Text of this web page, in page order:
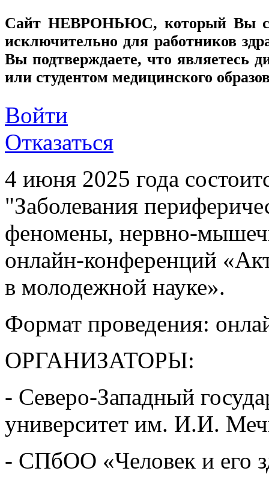
Сайт НЕВРОНЬЮС, который Вы
исключительно для работников
Вы подтверждаете, что являетесь
или студентом медицинского
Войти
Отказаться
4 июня 2025 года
"Заболевания
феномены, нервно-
онлайн-конференций
в молодежной науке».
Формат проведения:
ОРГАНИЗАТОРЫ:
- Северо-Западный
университет им. И.И.
- СПбОО «Человек и его